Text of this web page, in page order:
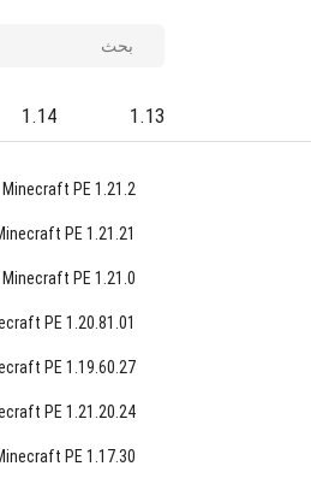
1.14 1.13
Minecraft PE 1.21.2
PE 1.21.21
Minecraft PE 1.21.0
PE 1.20.81.01
PE 1.19.60.27
PE 1.21.20.24
PE 1.17.30